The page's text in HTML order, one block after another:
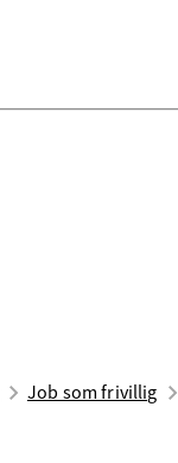
Job som frivillig